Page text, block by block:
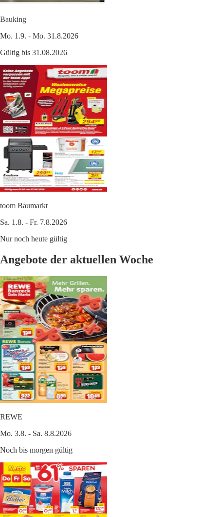
Bauking
Mo. 1.9. - Mo. 31.8.2026
Gültig bis 31.08.2026
toom Baumarkt
Sa. 1.8. - Fr. 7.8.2026
Nur noch heute gültig
Angebote der aktuellen Woche
REWE
Mo. 3.8. - Sa. 8.8.2026
Noch bis morgen gültig